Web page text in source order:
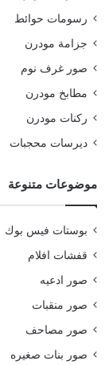
رسومات حوائط
جزامة مودرن
صور غرف نوم
مطابخ مودرن
ركنات مودرن
ديرسات محجبات
موضوعات متنوعة
بوستات فيس بوك
قفشات افلام
صور ادعيه
صور منقبات
صور مصاحف
صور بنات صغيره